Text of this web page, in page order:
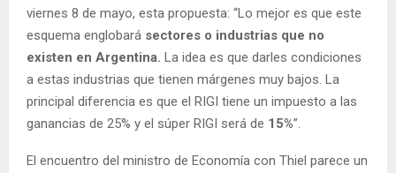
viernes 8 de mayo, esta propuesta: “Lo mejor es que este
esquema englobará sectores o industrias que no
existen en Argentina. La idea es que darles condiciones
a estas industrias que tienen márgenes muy bajos. La
principal diferencia es que el RIGI tiene un impuesto a las
ganancias de 25% y el súper RIGI será de 15%”.
El encuentro del ministro de Economía con Thiel parece un